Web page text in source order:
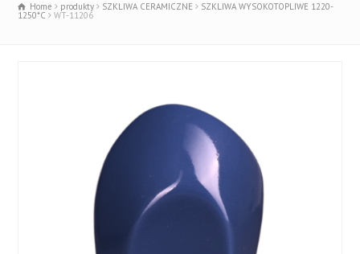
Home produkty SZKLIWA CERAMICZNE SZKLIWA WYSOKOTOPLIWE 1220-
1250*C WT-11206